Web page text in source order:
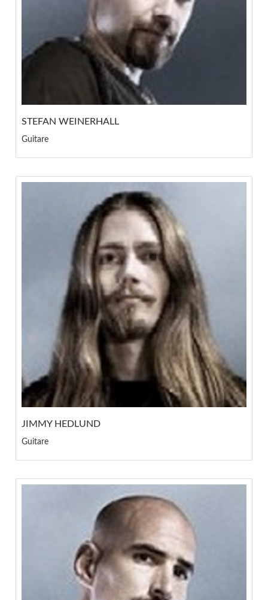
STEFAN WEINERHALL
Guitare
JIMMY HEDLUND
Guitare